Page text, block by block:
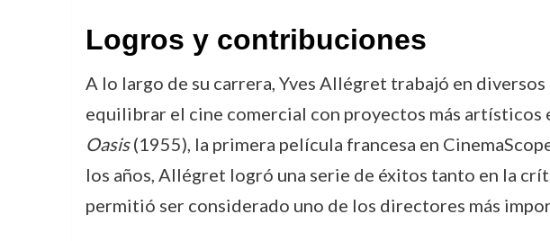
Logros y contribuciones
A lo largo de su carrera, Yves Allégret trabajó en
equilibrar el cine comercial con proyectos más
Oasis(1955), la primera película francesa en
los años, Allégret logró una serie de éxitos tanto en la
permitió ser considerado uno de los directores más